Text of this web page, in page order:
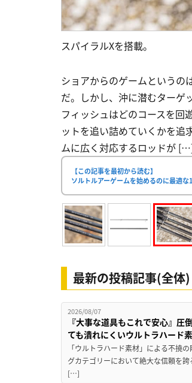
スパイラルXを搭載。
ショアからのゲームというの
だ。しかし、沖に潜むターゲ
フィッシュはどのコースを
ットを追い詰めていくかを追
ムに広く対応するロッドが
【この記事を最初から読む】
ソルトルアーゲームを始めるのに最適
最新の投稿記事(全体)
2026/08/07
『大事な道具もこれで安心』
ても潰れにくいウルトラハード素
「ウルトラハード素材」による不撓
グカテゴリーにおいて絶大な信頼を
[…]